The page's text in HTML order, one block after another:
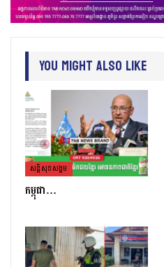
You Might Also Like
សន្តិសុខសង្គម
កម្ពុជា…